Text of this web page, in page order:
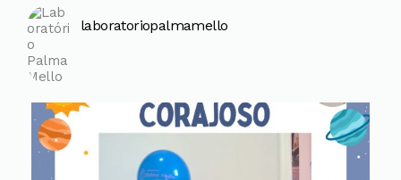
laboratoriopalmamello